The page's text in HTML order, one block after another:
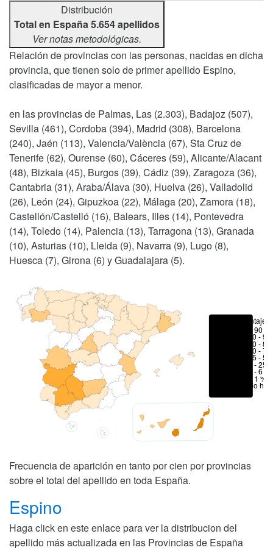
Distribución
Total en España 5.654 apellidos
Ver notas metodológicas.
Relación de provincias con las personas, nacidas en dicha
provincia, que tienen solo de primer apellido Espino,
clasificadas de mayor a menor.
en las provincias de Palmas, Las (2.303), Badajoz (507),
Sevilla (461), Cordoba (394), Madrid (308), Barcelona
(240), Jaén (113), Valencia/València (67), Sta Cruz de
Tenerife (62), Ourense (60), Cáceres (59), Alicante/Alacant
(48), Bizkaia (45), Burgos (39), Cádiz (39), Zaragoza (36),
Cantabria (31), Araba/Álava (30), Huelva (26), Valladolid
(26), León (24), Gipuzkoa (22), Málaga (20), Zamora (18),
Castellón/Castelló (16), Balears, Illes (14), Pontevedra
(14), Toledo (14), Palencia (13), Tarragona (13), Granada
(10), Asturias (10), Lleida (9), Navarra (9), Lugo (8),
Huesca (7), Girona (6) y Guadalajara (5).
Porcentajes
> 90 %
80 -
70 -
50 -
25 -
6 - 25
1 - 6 %
< 1 %
No hay
Frecuencia de aparición en tanto por cien por provincias
sobre el total del apellido en toda España.
Espino
Haga click en este enlace para ver la distribucion del
apellido más actualizada en las Provincias de España